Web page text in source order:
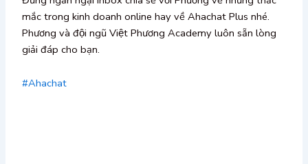
mắc trong kinh doanh online hay về Ahachat Plus nhé.
Phương và đội ngũ Việt Phương Academy luôn sẵn lòng
giải đáp cho bạn.
#Ahachat